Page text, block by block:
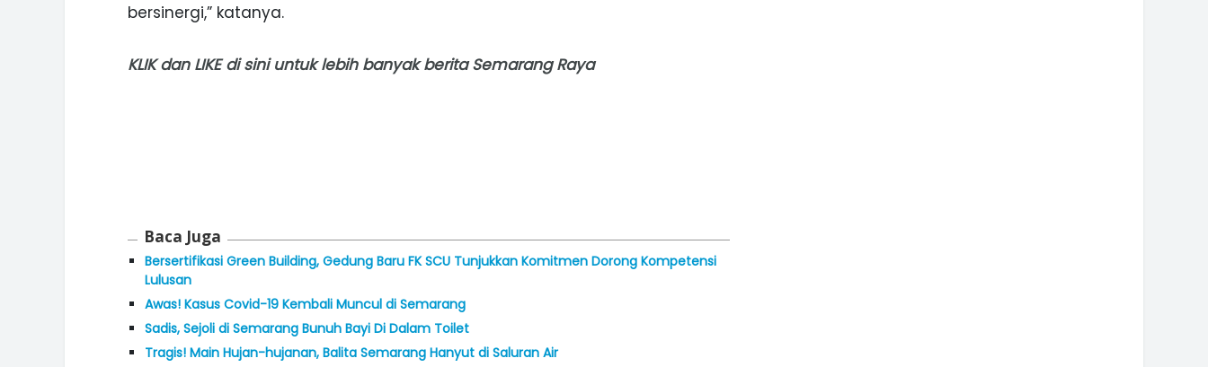
bersinergi,” katanya.
KLIKdan LIKEdi sini untuk lebih banyak berita Semarang Raya
Baca Juga
Bersertifikasi Green Building, Gedung Baru FK SCU Tunjukkan Komitmen Dorong Kompetensi
Lulusan
Awas! Kasus Covid-19 Kembali Muncul di Semarang
Sadis, Sejoli di Semarang Bunuh Bayi Di Dalam Toilet
Tragis! Main Hujan-hujanan, Balita Semarang Hanyut di Saluran Air